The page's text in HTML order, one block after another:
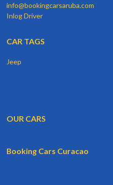
info@bookingcarsaruba.com
Inlog Driver
CAR TAGS
Jeep
OUR CARS
Booking Cars Curacao